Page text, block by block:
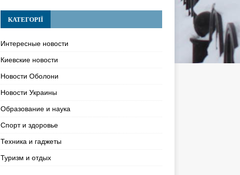
КАТЕГОРІЇ
Интересные новости
Киевские новости
Новости Оболони
Новости Украины
Образование и наука
Спорт и здоровье
Техника и гаджеты
Туризм и отдых